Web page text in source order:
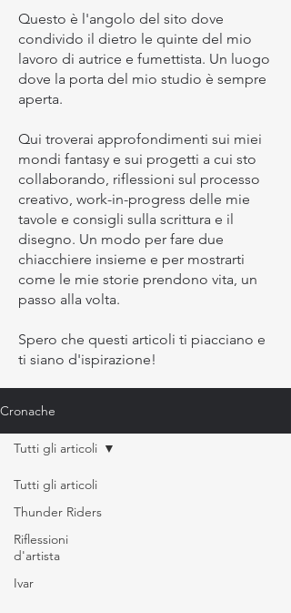
Questo è l'angolo del sito dove
condivido il dietro le quinte del mio
lavoro di autrice e fumettista. Un luogo
dove la porta del mio studio è sempre
aperta.
Qui troverai approfondimenti sui miei
mondi fantasy e sui progetti a cui sto
collaborando, riflessioni sul processo
creativo, work-in-progress delle mie
tavole e consigli sulla scrittura e il
disegno. Un modo per fare due
chiacchiere insieme e per mostrarti
come le mie storie prendono vita, un
passo alla volta.
Spero che questi articoli ti piacciano e
ti siano d'ispirazione!
Cronache
Tutti gli articoli
Thunder Riders
Riflessioni
d'artista
Ivar
Tutti gli articoli